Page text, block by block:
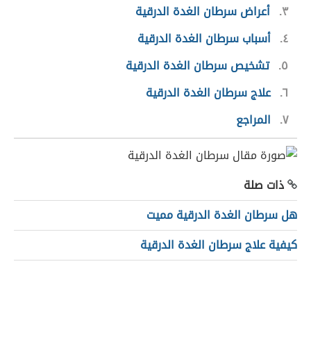
٣ أعراض سرطان الغدة الدرقية
٤ أسباب سرطان الغدة الدرقية
٥ تشخيص سرطان الغدة الدرقية
٦ علاج سرطان الغدة الدرقية
٧ المراجع
ذات صلة
هل سرطان الغدة الدرقية مميت
كيفية علاج سرطان الغدة الدرقية